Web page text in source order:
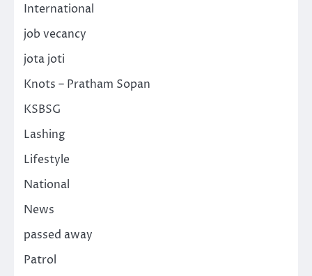
International
job vecancy
jota joti
Knots – Pratham Sopan
KSBSG
Lashing
Lifestyle
National
News
passed away
Patrol